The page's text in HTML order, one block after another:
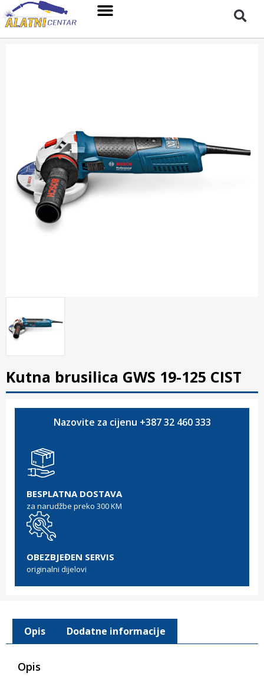
Kutna brusilica GWS 19-125 CIST
Nazovite za cijenu +387 32 460 333
BESPLATNA DOSTAVA
za narudžbe preko 300 KM
OBEZBJEĐEN SERVIS
originalni dijelovi
Opis Dodatne informacije
Opis